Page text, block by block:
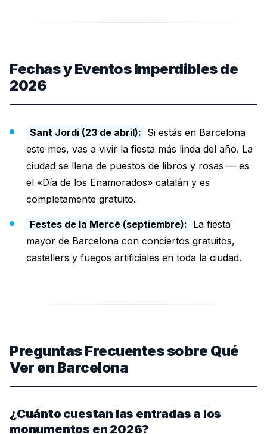
Fechas y Eventos Imperdibles de
2026
Sant Jordi (23 de abril): Si estás en Barcelona
este mes, vas a vivir la fiesta más linda del año. La
ciudad se llena de puestos de libros y rosas — es
el «Día de los Enamorados» catalán y es
completamente gratuito.
Festes de la Mercè (septiembre): La fiesta
mayor de Barcelona con conciertos gratuitos,
castellers y fuegos artificiales en toda la ciudad.
Preguntas Frecuentes sobre Qué
Ver en Barcelona
¿Cuánto cuestan las entradas a los
monumentos en 2026?